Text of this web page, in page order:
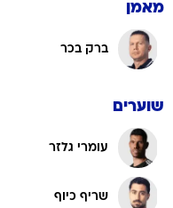
מאמן
ברק בכר
שוערים
עומרי גלזר
שריף כיוף